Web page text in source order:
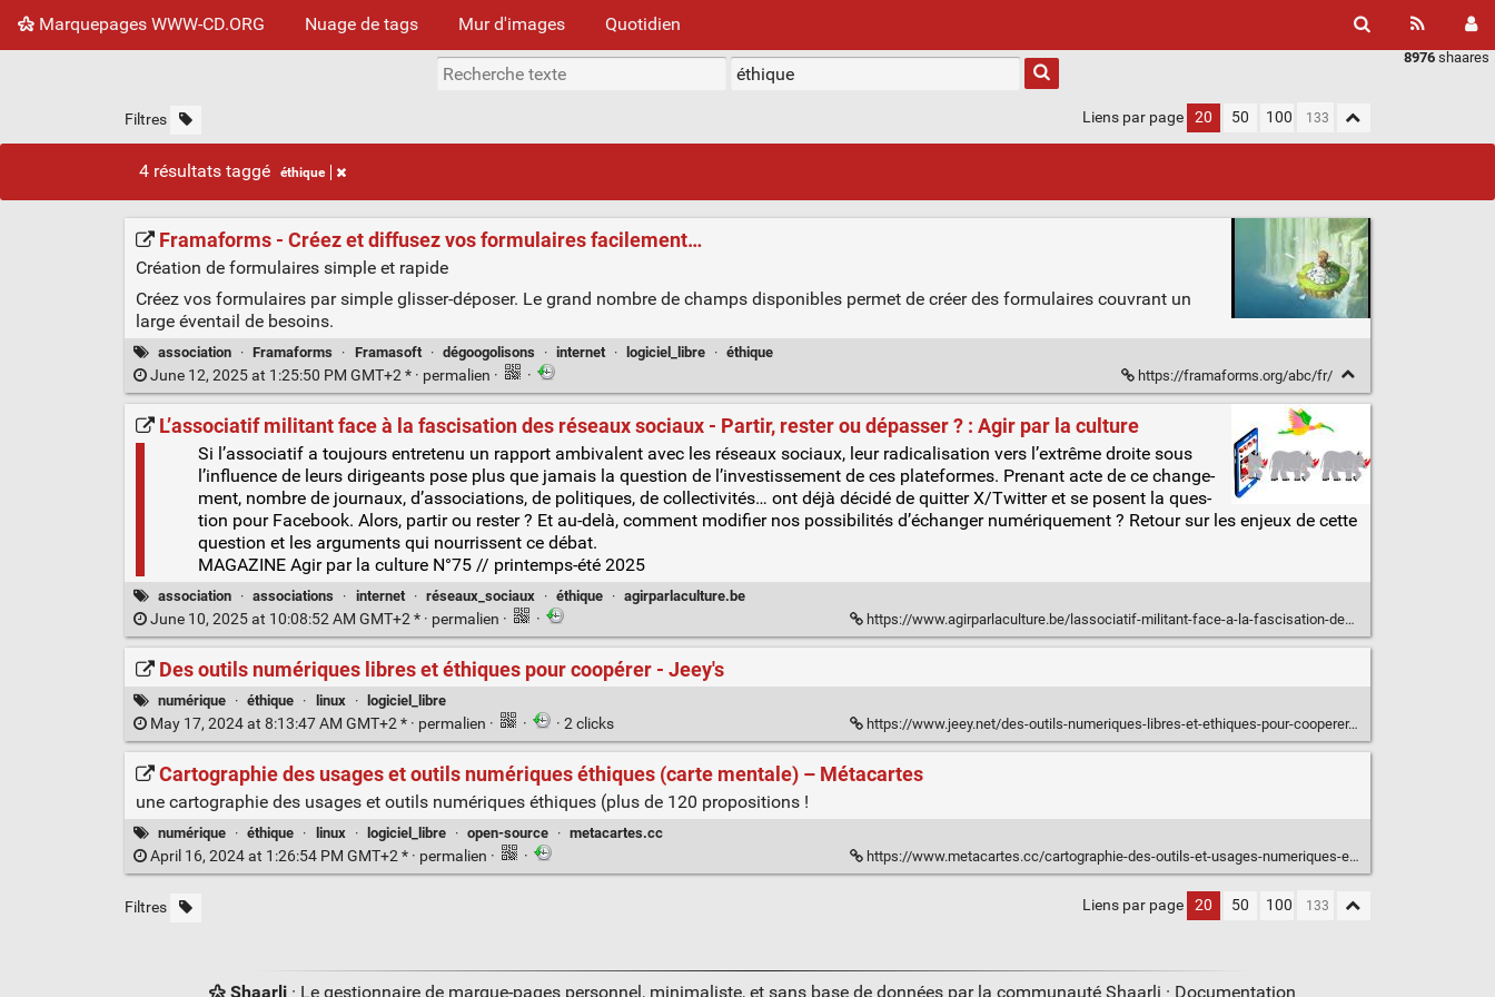
Marquepages WWW-CD.ORG Nuage de tags Mur d'images Quotidien
8976 shaares
Filtres Liens par page 20 50 100
4 résultats taggé éthique
Framaforms - Créez et diffusez vos formulaires facilement…
Création de formulaires simple et rapide
Créez vos formulaires par simple glisser-déposer. Le grand nombre de champs disponibles permet de créer des formulaires couvrant un
large éventail de besoins.
association · Framaforms · Framasoft · dégoogolisons · internet · logiciel_libre · éthique
June 12, 2025 at 1:25:50 PM GMT+2 * · permalien · · https://framaforms.org/abc/fr/
L’associatif militant face à la fascisation des réseaux sociaux - Partir, rester ou dépasser ? : Agir par la culture
Si l’associatif a tou­jours entre­te­nu un rap­port ambi­va­lent avec les réseaux sociaux, leur radi­ca­li­sa­tion vers l’extrême droite sous
l’influence de leurs diri­geants pose plus que jamais la ques­tion de l’investissement de ces pla­te­formes. Pre­nant acte de ce chan­ge­
ment, nombre de jour­naux, d’associations, de poli­tiques, de col­lec­ti­vi­tés… ont déjà déci­dé de quit­ter X/Twitter et se posent la ques­
tion pour Face­book. Alors, par­tir ou res­ter ? Et au-delà, com­ment modi­fier nos pos­si­bi­li­tés d’échanger numé­ri­que­ment ? Retour sur les enjeux de cette
ques­tion et les argu­ments qui nour­rissent ce débat.
MAGAZINE Agir par la culture N°75 // printemps-été 2025
association · associations · internet · réseaux_sociaux · éthique · agirparlaculture.be
June 10, 2025 at 10:08:52 AM GMT+2 * · permalien · · https://www.agirparlaculture.be/lassociatif-militant-face-a-la-fascisation-des-reseaux-sociaux/
Des outils numériques libres et éthiques pour coopérer - Jeey's
numérique · éthique · linux · logiciel_libre
May 17, 2024 at 8:13:47 AM GMT+2 * · permalien · · · 2 clicks https://www.jeey.net/des-outils-numeriques-libres-et-ethiques-pour-cooperer.html
Cartographie des usages et outils numériques éthiques (carte mentale) – Métacartes
une cartographie des usages et outils numériques éthiques (plus de 120 propositions !
numérique · éthique · linux · logiciel_libre · open-source · metacartes.cc
April 16, 2024 at 1:26:54 PM GMT+2 * · permalien · · https://www.metacartes.cc/cartographie-des-outils-et-usages-numeriques-ethiques-carte-mentale/
Filtres Liens par page 20 50 100
Shaarli · Le gestionnaire de marque-pages personnel, minimaliste, et sans base de données par la communauté Shaarli · Documentation